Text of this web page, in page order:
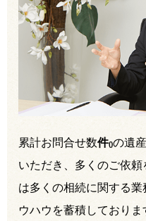
累計お問合せ数件()の遺
いただき、多くのご依
は多くの相続に関する
ウハウを蓄積しておりま